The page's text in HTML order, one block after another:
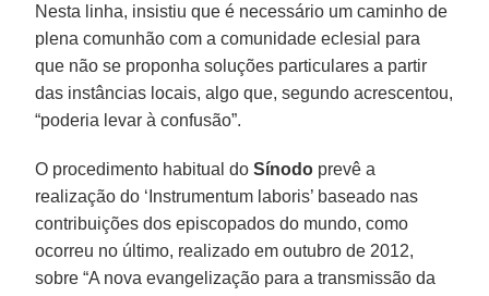
Nesta linha, insistiu que é necessário um caminho de
plena comunhão com a comunidade eclesial para
que não se proponha soluções particulares a partir
das instâncias locais, algo que, segundo acrescentou,
“poderia levar à confusão”.
O procedimento habitual doSínodo prevê a
realização do ‘Instrumentum laboris’ baseado nas
contribuições dos episcopados do mundo, como
ocorreu no último, realizado em outubro de 2012,
sobre “A nova evangelização para a transmissão da